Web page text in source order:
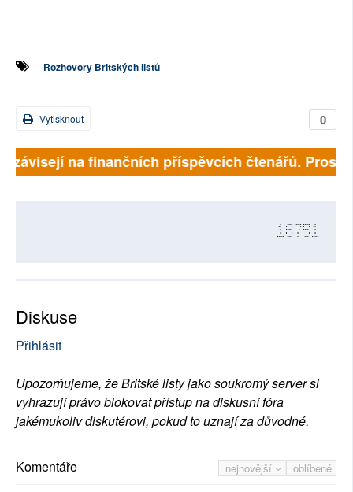
Rozhovory Britských listů
0
Vytisknout
na finančních příspěvcích čtenářů.
16751
Diskuse
Přihlásit
Upozorňujeme, že Britské listy jako soukromý server si
vyhrazují právo blokovat přístup na diskusní fóra
jakémukoliv diskutérovi, pokud to uznají za důvodné.
nejnovější oblíbené
Komentáře